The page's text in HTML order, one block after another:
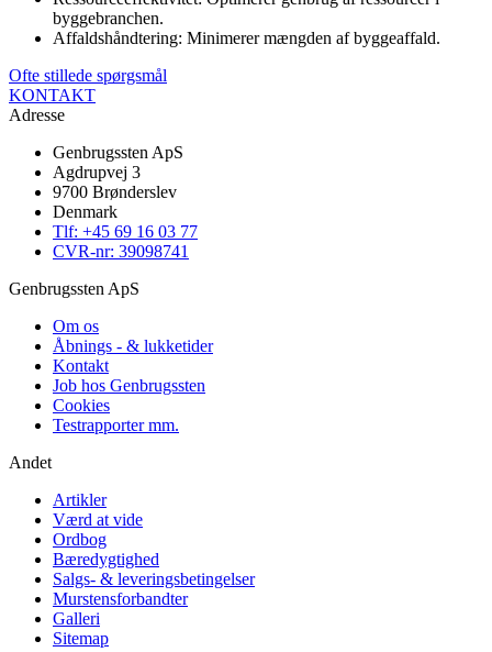
byggebranchen.
Affaldshåndtering: Minimerer mængden af byggeaffald.
Ofte stillede spørgsmål
KONTAKT
Adresse
Genbrugssten ApS
Agdrupvej 3
9700 Brønderslev
Denmark
Tlf: +45 69 16 03 77
CVR-nr: 39098741
Genbrugssten ApS
Om os
Åbnings - & lukketider
Kontakt
Job hos Genbrugssten
Cookies
Testrapporter mm.
Andet
Artikler
Værd at vide
Ordbog
Bæredygtighed
Salgs- & leveringsbetingelser
Murstensforbandter
Galleri
Sitemap